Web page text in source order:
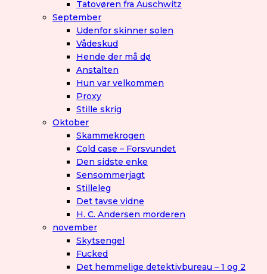
Tatovøren fra Auschwitz
September
Udenfor skinner solen
Vådeskud
Hende der må dø
Anstalten
Hun var velkommen
Proxy
Stille skrig
Oktober
Skammekrogen
Cold case – Forsvundet
Den sidste enke
Sensommerjagt
Stilleleg
Det tavse vidne
H. C. Andersen morderen
november
Skytsengel
Fucked
Det hemmelige detektivbureau – 1 og 2